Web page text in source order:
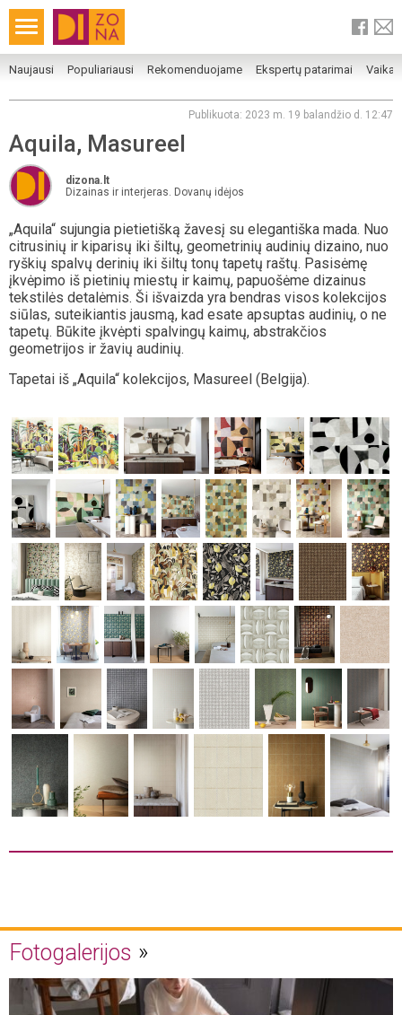
Naujausi Populiariausi Rekomenduojame Ekspertų patarimai
Publikuota: 2023 m. 19 balandžio d. 12:47
Aquila, Masureel
dizona.lt
Dizainas ir interjeras. Dovanų idėjos
„Aquila“ sujungia pietietišką žavesį su elegantiška mada. Nuo
citrusinių ir kiparisų iki šiltų, geometrinių audinių dizaino, nuo
ryškių spalvų derinių iki šiltų tonų tapetų raštų. Pasisėmę
įkvėpimo iš pietinių miestų ir kaimų, papuošėme dizainus
tekstilės detalėmis. Ši išvaizda yra bendras visos kolekcijos
siūlas, suteikiantis jausmą, kad esate apsuptas audinių, o ne
tapetų. Būkite įkvėpti spalvingų kaimų, abstrakčios
geometrijos ir žavių audinių.
Tapetai iš „Aquila“ kolekcijos, Masureel (Belgija).
Fotogalerijos